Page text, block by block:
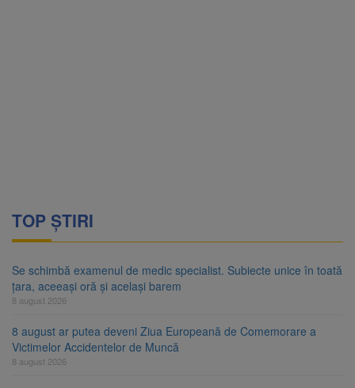
TOP ȘTIRI
Se schimbă examenul de medic specialist. Subiecte unice în toată
țara, aceeași oră și același barem
8 august 2026
8 august ar putea deveni Ziua Europeană de Comemorare a
Victimelor Accidentelor de Muncă
8 august 2026